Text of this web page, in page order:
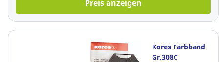
Preis anzeigen
Kores Farbband
Gr.308C